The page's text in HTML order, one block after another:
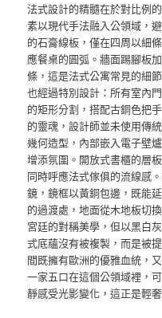
法式設計的精髓在於對比例
素以現代手法融入公領域，
的石膏線板，僅在四周以細
應餐桌的圓弧。牆面踢腳板
條，這是法式公寓常見的細
也經過特別設計：所有室內
的矩形分割，搭配古銅色把
的靈魂，設計師並未使用傳
幾何造型，內部嵌入電子壁
增添氛圍。開放式書櫃的層
同時呼應法式傢俱的流線感
鏡，鏡框以黃銅包邊，既能
的過渡處，地面從木地板切
宮廷的對稱美學，但以黑白
式底蘊沒有被複製，而是被
間既擁有歐洲的優雅血統，
一家五口在這個公領域裡，
靜感受光影變化，這正是輕